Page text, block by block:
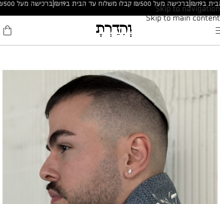
Skip to navigation
Skip to main content
ברכישה מעל ₪500 קבלו משלוח עד הבית ב₪19| ברכישה מעל ₪500 קבלו משלוח עד הבית ב₪19|